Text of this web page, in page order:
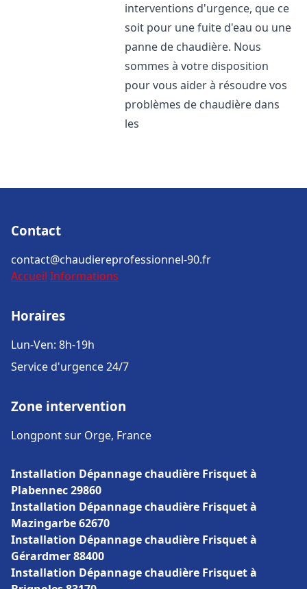
interventions d'urgence, que ce
soit pour une fuite d'eau ou une
panne de chaudière. Nous
sommes à votre disposition
pour vous aider à résoudre vos
problèmes de chaudière dans
les
Contact
contact@chaudiereprofessionnel-90.fr
Accueil Informations
Horaires
Lun-Ven: 8h-19h
Service d'urgence 24/7
Zone intervention
Longpont sur Orge, France
Installation Dépannage chaudière Frisquet à
Plabennec 29860
Installation Dépannage chaudière Frisquet à
Mazingarbe 62670
Installation Dépannage chaudière Frisquet à
Gérardmer 88400
Installation Dépannage chaudière Frisquet à